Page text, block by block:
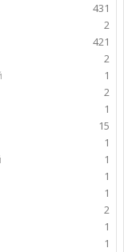
431
2
421
2
1
2
1
15
1
1
1
1
2
1
1